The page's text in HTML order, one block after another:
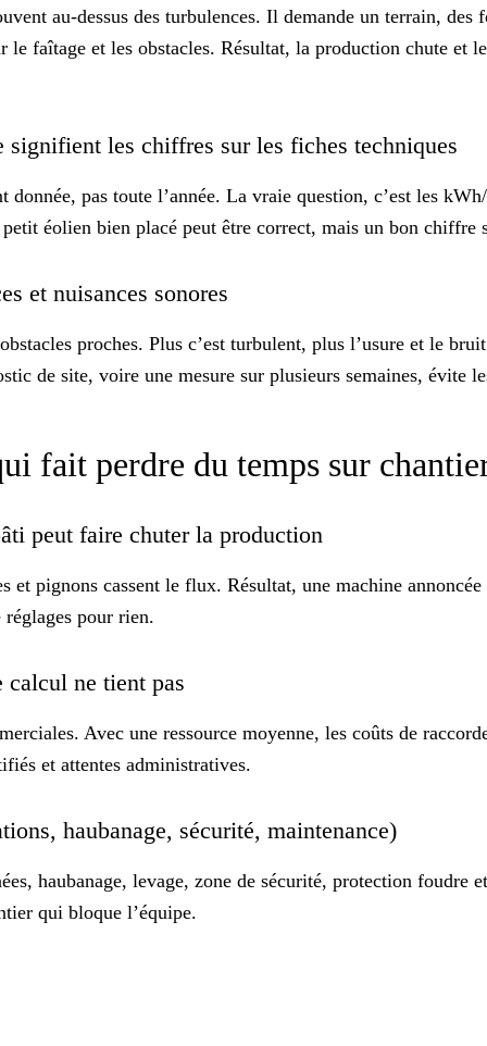
au-dessus des turbulences. Il demande un terrain, des
faîtage et les obstacles. Résultat, la production chute et
signifient les chiffres sur les fiches techniques
donnée, pas toute l’année. La vraie question, c’est les
éolien bien placé peut être correct, mais un bon chiffre
et nuisances sonores
proches. Plus c’est turbulent, plus l’usure et le
de site, voire une mesure sur plusieurs semaines, évite
fait perdre du temps sur
peut faire chuter la production
pignons cassent le flux. Résultat, une machine
réglages pour rien.
calcul ne tient pas
Avec une ressource moyenne, les coûts de
et attentes administratives.
haubanage, sécurité, maintenance)
, haubanage, levage, zone de sécurité, protection foudre
qui bloque l’équipe.